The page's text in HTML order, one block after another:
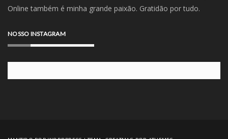
Online também é minha grande paixão. Gratidão por tudo.
NOSSO INSTAGRAM